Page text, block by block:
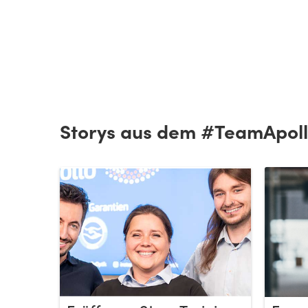
Storys aus dem